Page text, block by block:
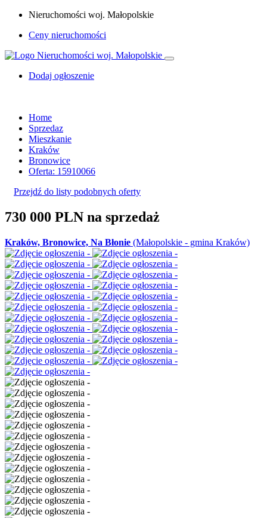
Nieruchomości woj. Małopolskie
Ceny nieruchomości
Dodaj ogłoszenie
Home
Sprzedaz
Mieszkanie
Kraków
Bronowice
Oferta: 15910066
Przejdź do listy podobnych oferty
730 000 PLN na sprzedaż
Kraków, Bronowice, Na Błonie (Małopolskie - gmina Kraków)